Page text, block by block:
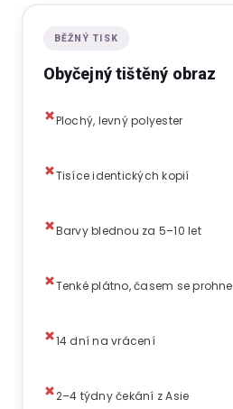
BĚŽNÝ TISK
Obyčejný tištěný obraz
Plochý, levný polyester
Tisíce identických kopií
Barvy blednou za 5–10 let
Tenké plátno, časem se prohne
14 dní na vrácení
2–4 týdny čekání z Asie